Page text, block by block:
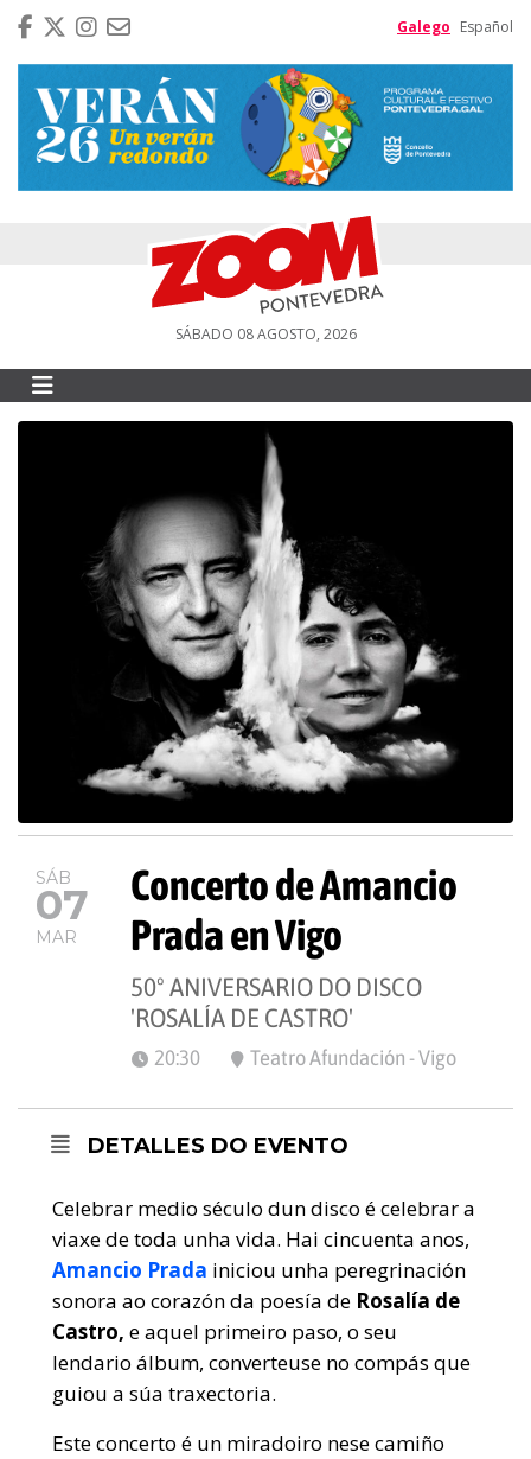
Galego Español
SÁBADO 08 AGOSTO, 2026
SÁB
07
MAR
Concerto de Amancio
Prada en Vigo
50º ANIVERSARIO DO DISCO
'ROSALÍA DE CASTRO'
20:30 Teatro Afundación - Vigo
DETALLES DO EVENTO
Celebrar medio século dun disco é celebrar a
viaxe de toda unha vida. Hai cincuenta anos,
Amancio Prada iniciou unha peregrinación
sonora ao corazón da poesía de Rosalía de
Castro, e aquel primeiro paso, o seu
lendario álbum, converteuse no compás que
guiou a súa traxectoria.
Este concerto é un miradoiro nese camiño